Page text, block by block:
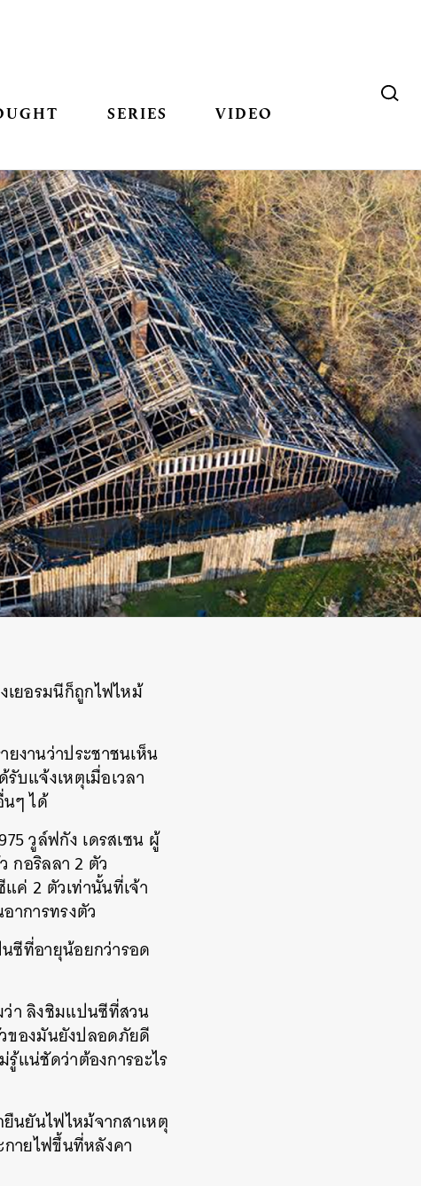
SERIES VIDEO
ยอรมนีก็ถูกไฟไหม้
งานว่าประชาชนเห็น
บแจ้งเหตุเมื่อเวลา
ๆ ได้
วูล์ฟกัง เดรสเซน ผู้
กอริลลา 2 ตัว
ค่ 2 ตัวเท่านั้นที่เจ้า
าการทรงตัว
ซีที่อายุน้อยกว่ารอด
า ลิงชิมแปนซีที่สวน
ของมันยังปลอดภัยดี
แน่ชัดว่าต้องการอะไร
นยันไฟไหม้จากสาเหตุ
ายไฟขึ้นที่หลังคา